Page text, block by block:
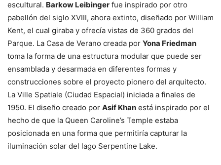
escultural. Barkow Leibinger fue inspirado por otro
pabellón del siglo XVIII, ahora extinto, diseñado por William
Kent, el cual giraba y ofrecía vistas de 360 grados del
Parque. La Casa de Verano creada por Yona Friedman
toma la forma de una estructura modular que puede ser
ensamblada y desarmada en diferentes formas y
construcciones sobre el proyecto pionero del arquitecto.
La Ville Spatiale (Ciudad Espacial) iniciada a finales de
1950. El diseño creado por Asif Khan está inspirado por el
hecho de que la Queen Caroline’s Temple estaba
posicionada en una forma que permitiría capturar la
iluminación solar del lago Serpentine Lake.